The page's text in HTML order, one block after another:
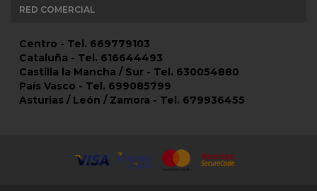
RED COMERCIAL
Centro - Tel. 669779103
Cataluña - Tel. 616644493
Castilla la Mancha / Sur - Tel. 630054880
País Vasco - Tel. 699085799
Asturias / León / Zamora - Tel. 679936455